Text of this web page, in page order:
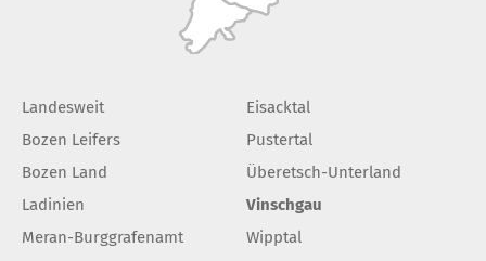
Landesweit
Bozen Leifers
Bozen Land
Ladinien
Meran-Burggrafenamt
Eisacktal
Pustertal
Überetsch-Unterland
Vinschgau
Wipptal